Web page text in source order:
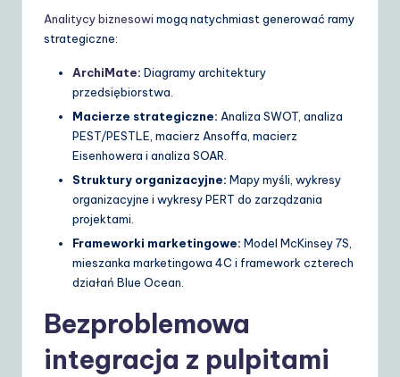
Analitycy biznesowi mogą natychmiast generować ramy
strategiczne:
ArchiMate: Diagramy architektury
przedsiębiorstwa.
Macierze strategiczne: Analiza SWOT, analiza
PEST/PESTLE, macierz Ansoffa, macierz
Eisenhowera i analiza SOAR.
Struktury organizacyjne: Mapy myśli, wykresy
organizacyjne i wykresy PERT do zarządzania
projektami.
Frameworki marketingowe: Model McKinsey 7S,
mieszanka marketingowa 4C i framework czterech
działań Blue Ocean.
Bezproblemowa
integracja z pulpitami